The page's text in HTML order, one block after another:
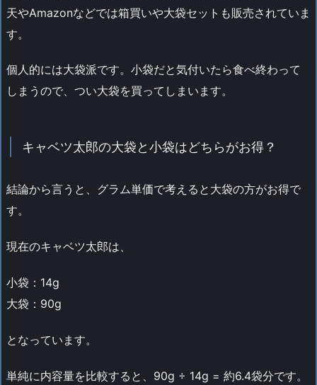
天やAmazonなどでは箱買いや大袋セットも販売されていま
す。
個人的には大袋派です。小袋だと気付いたら食べ終わって
しまうので、つい大袋を買ってしまいます。
キャベツ太郎の大袋と小袋はどちらがお得？
結論から言うと、グラム単価で考えると大袋の方がお得で
す。
現在のキャベツ太郎は、
小袋：14g
大袋：90g
となっています。
単純に内容量を比較すると、90g ÷ 14g = 約6.4袋分です。